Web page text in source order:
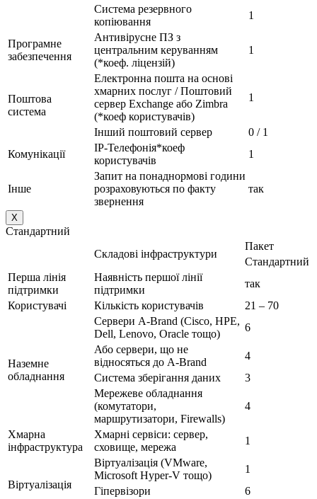
Система резервного
копіювання
1
Програмне
забезпечення
Антивірусне ПЗ з
центральним керуванням
(*коеф. ліцензій)
1
Поштова
система
Електронна пошта на основі
хмарних послуг / Поштовий
сервер Exchange або Zimbra
(*коеф користувачів)
1
Інший поштовий сервер
0 / 1
Комунікації
IP-Телефонія*коеф
користувачів
1
Інше
Запит на понаднормові години
розраховуються по факту
звернення
так
X
Стандартний
Складові інфраструктури
Пакет
Стандартний
Перша лінія
підтримки
Наявність першої лінії
підтримки
так
Користувачі
Кількість користувачів 21 – 70
Наземне
обладнання
Сервери A-Brand (Cisco, HPE,
Dell, Lenovo, Oracle тощо)
6
Або сервери, що не
відносяться до A-Brand
4
Система зберігання даних
3
Мережеве обладнання
(комутатори,
маршрутизатори, Firewalls)
4
Хмарна
інфраструктура
Хмарні сервіси: сервер,
сховище, мережа
1
Віртуалізація
Віртуалізація (VMware,
Microsoft Hyper-V тощо)
1
Гіпервізори
6